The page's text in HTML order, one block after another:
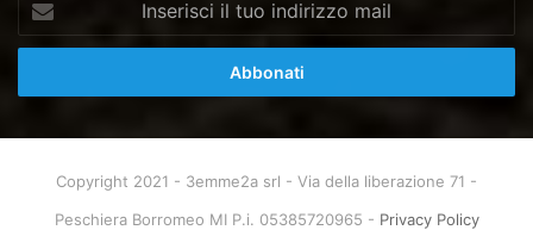
tuo
mail
Copyright 2021 - 3emme2a srl - Via della liberazione 71 -
Peschiera Borromeo MI P.i. 05385720965 - Privacy Policy